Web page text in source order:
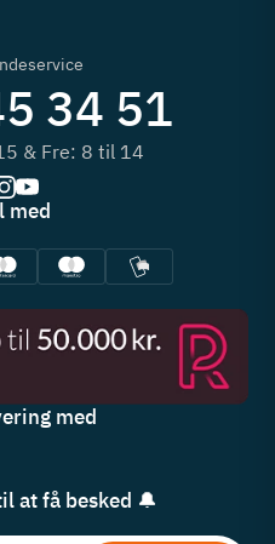
34 51
& Fre: 8 til 14
med
med
at få besked 🔔